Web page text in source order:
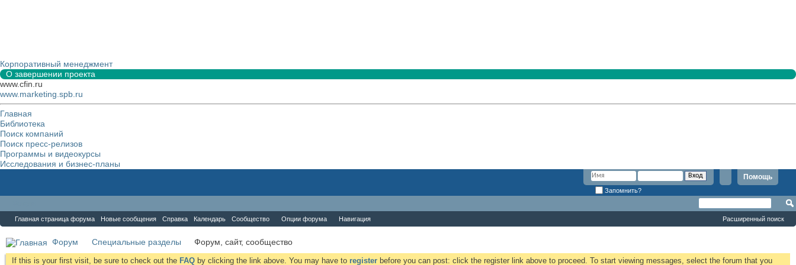
Корпоративный менеджмент
О завершении проекта
www.cfin.ru
www.marketing.spb.ru
Главная
Библиотека
Поиск компаний
Поиск пресс-релизов
Программы и видеокурсы
Исследования и бизнес-планы
Помощь
Запомнить?
Главная страница форума Новые сообщения Справка Календарь Сообщество Опции форума Навигация Расширенный поиск
Форум Специальные разделы Форум, сайт, сообщество
If this is your first visit, be sure to check out the FAQ by clicking the link above. You may have to register before you can post: click the register link above to proceed. To start viewing messages, select the forum that you